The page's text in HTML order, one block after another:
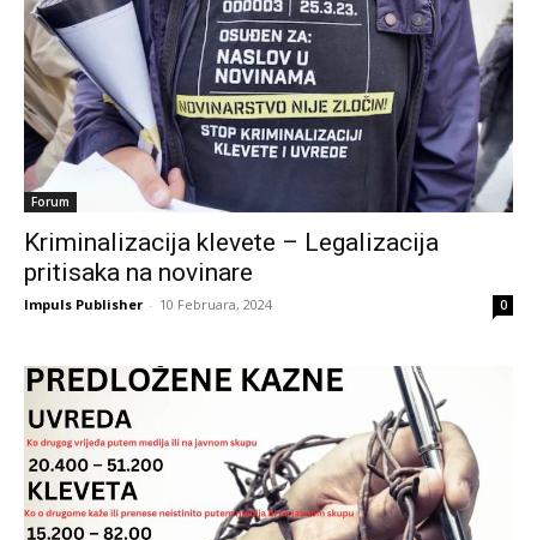
Forum
Kriminalizacija klevete – Legalizacija
pritisaka na novinare
Impuls Publisher - 10 Februara, 2024 0